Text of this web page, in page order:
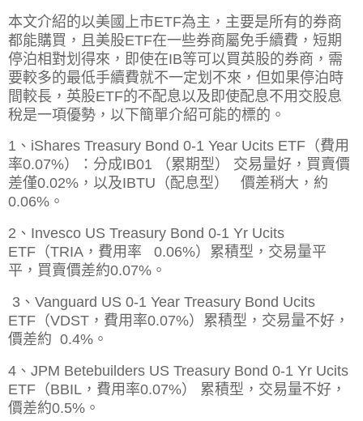
本文介紹的以美國上市ETF為主，主要是所有的券商
都能購買，且美股ETF在一些券商屬免手續費，短期
停泊相對划得來，即使在IB等可以買英股的券商，需
要較多的最低手續費就不一定划不來，但如果停泊時
間較長，英股ETF的不配息以及即使配息不用交股息
稅是一項優勢，以下簡單介紹可能的標的。
1、iShares Treasury Bond 0-1 Year Ucits ETF（費用
率0.07%）：分成IB01 （累期型） 交易量好，買賣價
差僅0.02%，以及IBTU （配息型） 價差稍大，約
0.06%。
2、Invesco US Treasury Bond 0-1 Yr Ucits
ETF（TRIA，費用率 0.06%） 累積型，交易量平
平，買賣價差約0.07%。
3、Vanguard US 0-1 Year Treasury Bond Ucits
ETF（VDST，費用率0.07%） 累積型，交易量不好，
價差約 0.4%。
4、JPM Betebuilders US Treasury Bond 0-1 Yr Ucits
ETF（BBIL，費用率0.07%） 累積型， 交易量不好，
價差約0.5%。